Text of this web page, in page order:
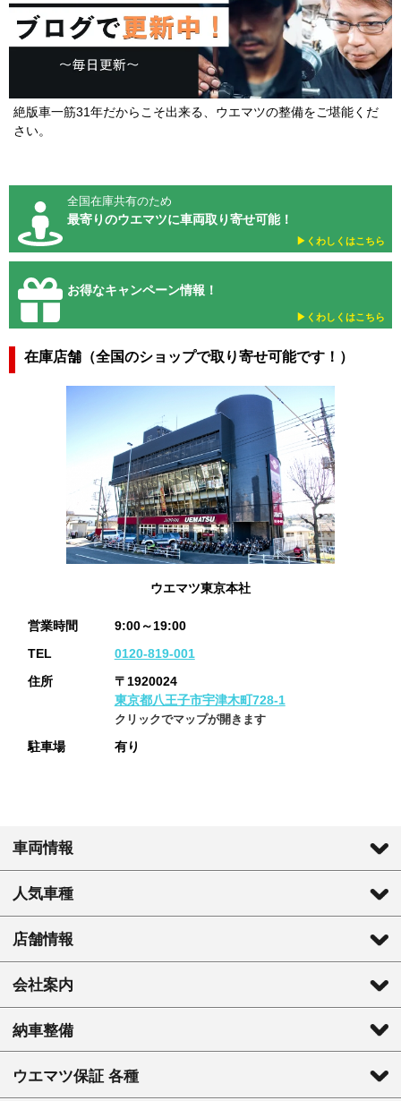
絶版車一筋31年だからこそ出来る、ウエマツの整備をご堪能くだ
さい。
全国在庫共有のため
最寄りのウエマツに車両取り寄せ可能！
▶︎くわしくはこちら
お得なキャンペーン情報！
▶︎くわしくはこちら
在庫店舗（全国のショップで取り寄せ可能です！）
ウエマツ東京本社
営業時間
9:00～19:00
TEL
0120-819-001
住所
〒1920024
東京都八王子市宇津木町728-1
クリックでマップが開きます
駐車場 有り
車両情報
人気車種
店舗情報
会社案内
納車整備
ウエマツ保証 各種